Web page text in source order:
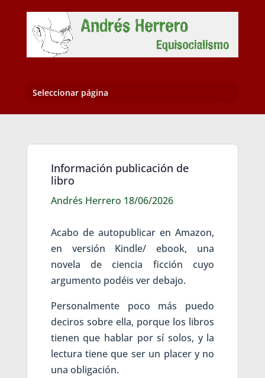
Seleccionar página
Información publicación de
libro
Andrés Herrero 18/06/2026
Acabo de autopublicar en Amazon,
en versión Kindle/ ebook, una
novela de ciencia ficción cuyo
argumento podéis ver debajo.
Personalmente poco más puedo
deciros sobre ella, porque los libros
tienen que hablar por sí solos, y la
lectura tiene que ser un placer y no
una obligación.